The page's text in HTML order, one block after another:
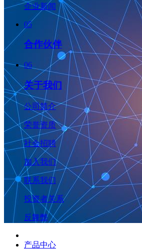
企业新闻
05
合作伙伴
06
关于我们
公司简介
荣誉资质
社会招聘
加入我们
联系我们
投资者关系
反舞弊
产品中心